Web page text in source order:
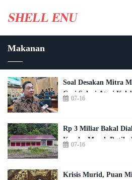
Makanan
Soal Desakan Mitra
Cari Solusi Atasi
07-16
Rp 3 Miliar Bakal
Kopdes Merah Putih,
07-16
Krisis Murid, Puan